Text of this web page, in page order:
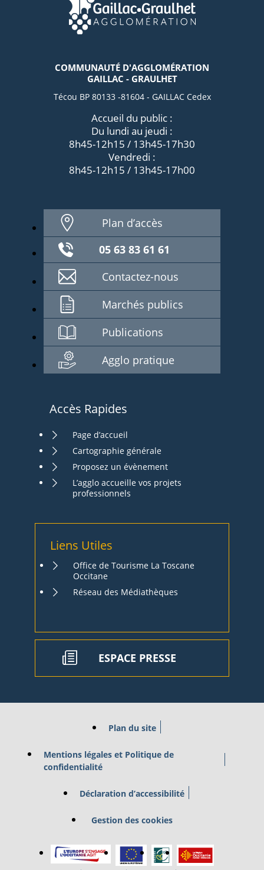
COMMUNAUTÉ D'AGGLOMÉRATION
GAILLAC - GRAULHET
Técou BP 80133 -81604 - GAILLAC Cedex
Accueil du public :
Du lundi au jeudi :
8h45-12h15 / 13h45-17h30
Vendredi :
8h45-12h15 / 13h45-17h00
Plan d’accès
05 63 83 61 61
Contactez-nous
Marchés publics
Publications
Agglo pratique
Accès Rapides
Page d’accueil
Cartographie générale
Proposez un évènement
L’agglo accueille vos projets
professionnels
Liens Utiles
Office de Tourisme La Toscane
Occitane
Réseau des Médiathèques
ESPACE PRESSE
Plan du site
Mentions légales et Politique de
confidentialité
Déclaration d’accessibilité
Gestion des cookies